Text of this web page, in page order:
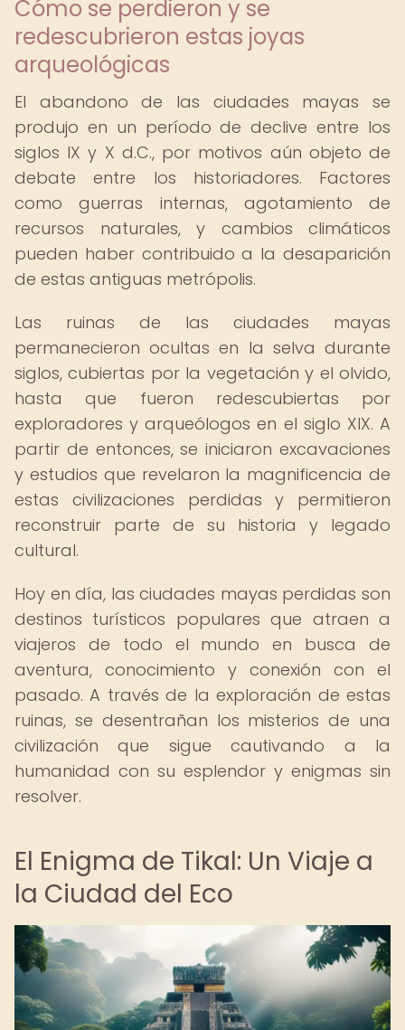
Cómo se perdieron y se
redescubrieron estas joyas
arqueológicas
El abandono de las ciudades mayas se
produjo en un período de declive entre los
siglos IX y X d.C., por motivos aún objeto de
debate entre los historiadores. Factores
como guerras internas, agotamiento de
recursos naturales, y cambios climáticos
pueden haber contribuido a la desaparición
de estas antiguas metrópolis.
Las ruinas de las ciudades mayas
permanecieron ocultas en la selva durante
siglos, cubiertas por la vegetación y el olvido,
hasta que fueron redescubiertas por
exploradores y arqueólogos en el siglo XIX. A
partir de entonces, se iniciaron excavaciones
y estudios que revelaron la magnificencia de
estas civilizaciones perdidas y permitieron
reconstruir parte de su historia y legado
cultural.
Hoy en día, las ciudades mayas perdidas son
destinos turísticos populares que atraen a
viajeros de todo el mundo en busca de
aventura, conocimiento y conexión con el
pasado. A través de la exploración de estas
ruinas, se desentrañan los misterios de una
civilización que sigue cautivando a la
humanidad con su esplendor y enigmas sin
resolver.
El Enigma de Tikal: Un Viaje a
la Ciudad del Eco